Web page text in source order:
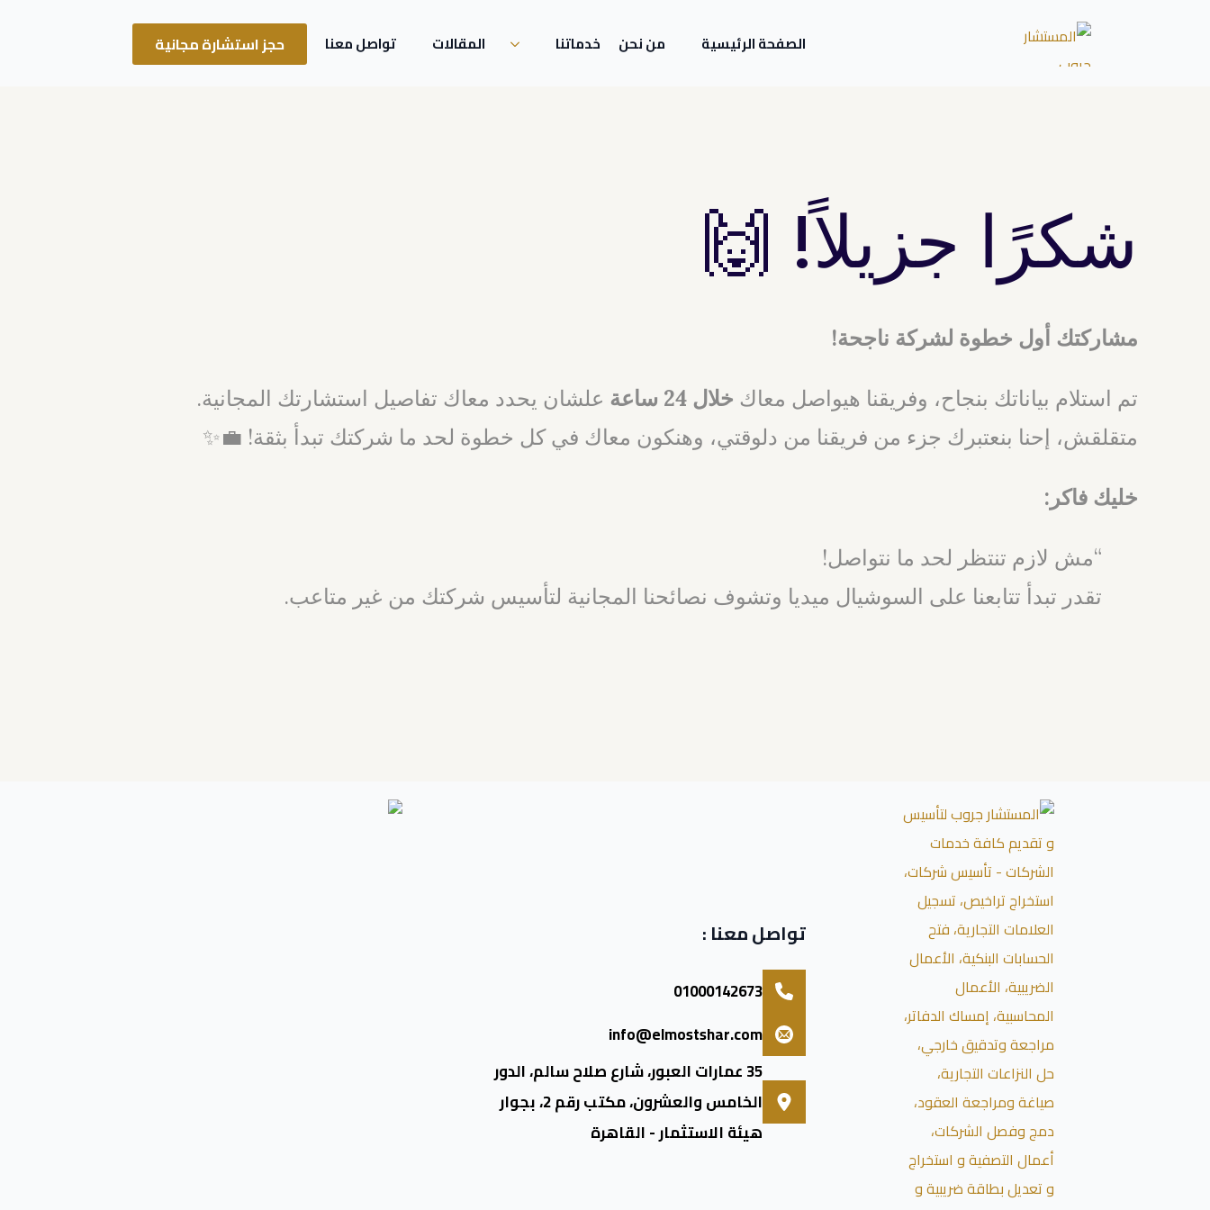
الصفحة الرئيسية من نحن خدماتنا المقالات تواصل معنا حجز استشارة مجانية
شكرًا جزيلاً! 🙌
مشاركتك أول خطوة لشركة ناجحة!
تم استلام بياناتك بنجاح، وفريقنا هيواصل معاك خلال 24 ساعة
علشان يحدد معاك تفاصيل استشارتك المجانية.
متقلقش، إحنا بنعتبرك جزء من فريقنا من دلوقتي، وهنكون معاك في كل خطوة لحد ما شركتك تبدأ بثقة! 💼✨
خليك فاكر:
“مش لازم تنتظر لحد ما نتواصل!
تقدر تبدأ تتابعنا على السوشيال ميديا وتشوف نصائحنا المجانية لتأسيس شركتك من غير متاعب.
تواصل معنا :
01000142673
info@elmostshar.com
35 عمارات العبور، شارع صلاح سالم، الدور
الخامس والعشرون، مكتب رقم 2، بجوار
هيئة الاستثمار - القاهرة